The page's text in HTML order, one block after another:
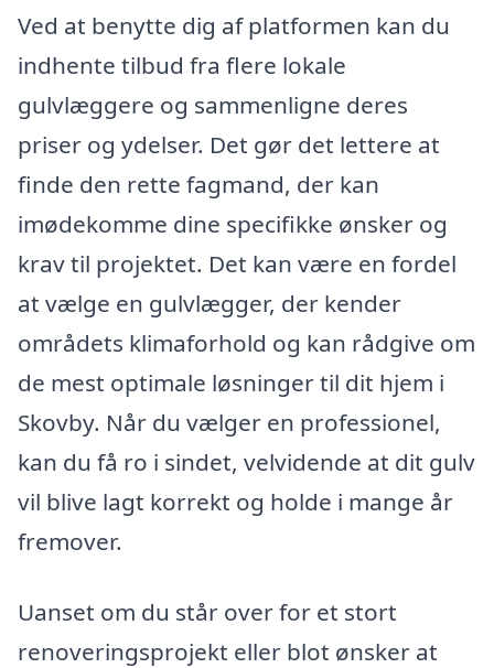
Ved at benytte dig af platformen kan du
indhente tilbud fra flere lokale
gulvlæggere og sammenligne deres
priser og ydelser. Det gør det lettere at
finde den rette fagmand, der kan
imødekomme dine specifikke ønsker og
krav til projektet. Det kan være en fordel
at vælge en gulvlægger, der kender
områdets klimaforhold og kan rådgive om
de mest optimale løsninger til dit hjem i
Skovby. Når du vælger en professionel,
kan du få ro i sindet, velvidende at dit gulv
vil blive lagt korrekt og holde i mange år
fremover.
Uanset om du står over for et stort
renoveringsprojekt eller blot ønsker at